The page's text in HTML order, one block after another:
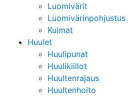
Luomivärit
Luomivärinpohjustus
Kulmat
Huulet
Huulipunat
Huulikiillot
Huultenrajaus
Huultenhoito